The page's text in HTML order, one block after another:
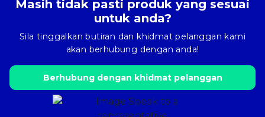
Masih tidak pasti produk yang sesuai
untuk anda?
Sila tinggalkan butiran dan khidmat pelanggan kami
akan berhubung dengan anda!
Berhubung dengan khidmat pelanggan